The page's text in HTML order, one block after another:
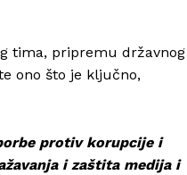
tima, pripremu državnog
ono što je ključno,
protiv korupcije i
i zaštita medija i